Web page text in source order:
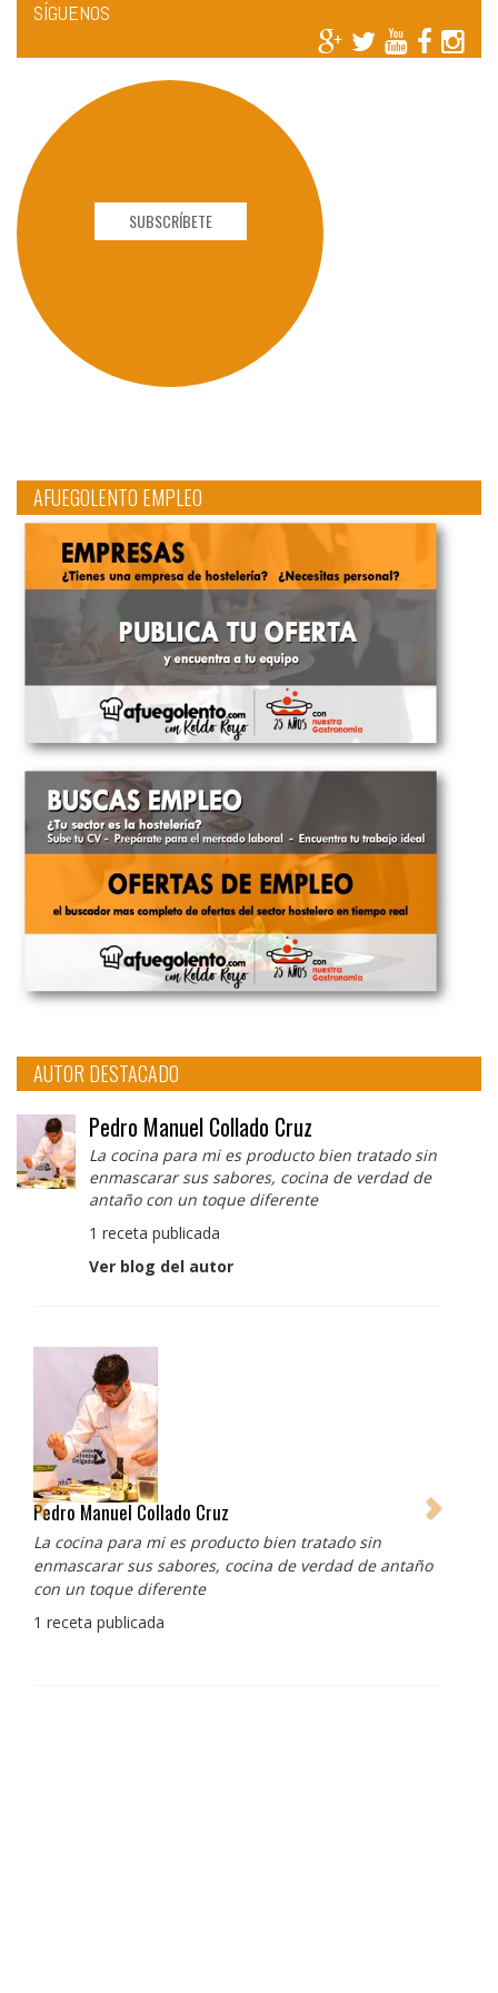
SÍGUENOS
SUBSCRÍBETE
AFUEGOLENTO EMPLEO
AUTOR DESTACADO
Pedro Manuel Collado Cruz
La cocina para mi es producto bien tratado sin
enmascarar sus sabores, cocina de verdad de
antaño con un toque diferente
1 receta publicada
Ver blog del autor
Pedro Manuel Collado Cruz
La cocina para mi es producto bien tratado sin
enmascarar sus sabores, cocina de verdad de antaño
con un toque diferente
1 receta publicada